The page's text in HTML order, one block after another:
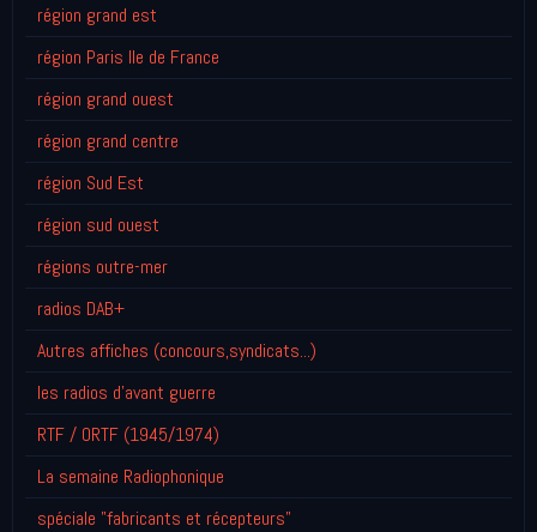
région grand est
région Paris Ile de France
région grand ouest
région grand centre
région Sud Est
région sud ouest
régions outre-mer
radios DAB+
Autres affiches (concours,syndicats...)
les radios d'avant guerre
RTF / ORTF (1945/1974)
La semaine Radiophonique
spéciale "fabricants et récepteurs"